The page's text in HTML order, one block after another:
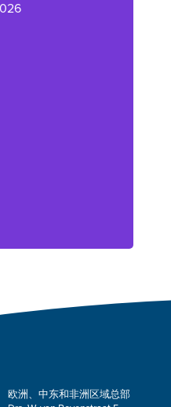
欧洲、中东和非洲区域总部